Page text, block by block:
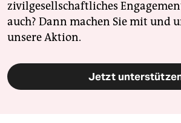
zivilgesellschaftliches
auch? Dann machen Sie mit und
unsere Aktion.
Jetzt